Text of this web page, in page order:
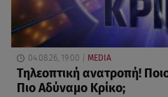
04.08.26, 19:00 MEDIA
Τηλεοπτική ανατροπή!
Πιο Αδύναμο Κρίκο;